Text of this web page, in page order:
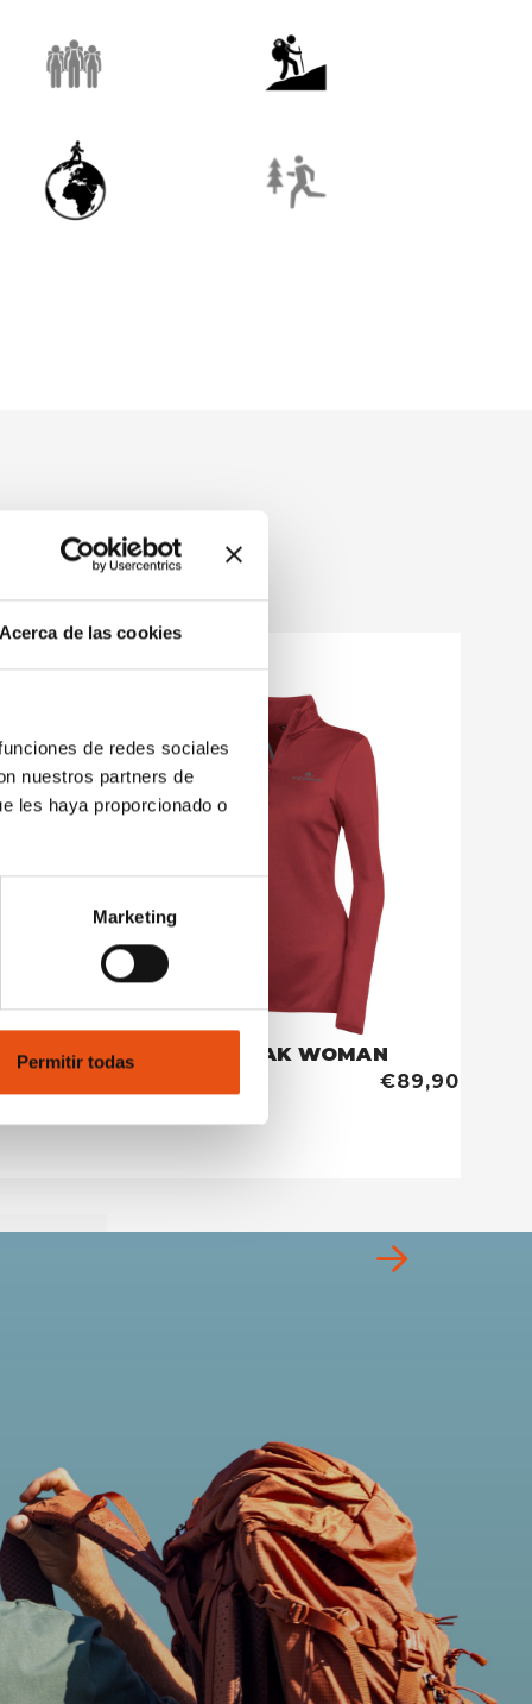
de las cookies
de redes sociales
nuestros partners de
les haya proporcionado o
Marketing
Permitir todasGOREME ANORAK WOMAN
€89,90